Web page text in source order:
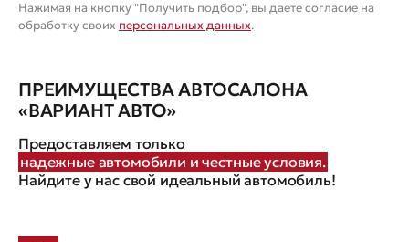
Нажимая на кнопку "Получить подбор", вы даете согласие на
обработку своих персональных данных.
ПРЕИМУЩЕСТВА АВТОСАЛОНА
«ВАРИАНТ АВТО»
Предоставляем только
надежные автомобили и честные условия.
Найдите у нас свой идеальный автомобиль!